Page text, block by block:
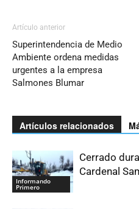
Artículo anterior
Superintendencia de Medio
Ambiente ordena medidas
urgentes a la empresa
Salmones Blumar
Artículos relacionados
Informando
Primero
Cerrado
Cardenal